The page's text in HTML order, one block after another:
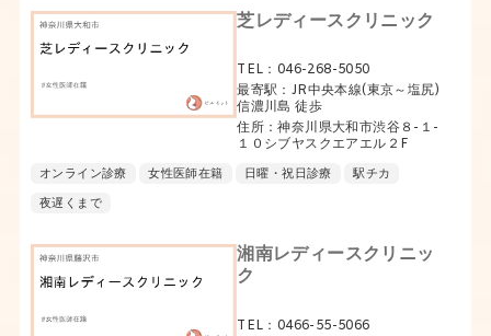
芝レディースクリニック
TEL：046-268-5050
最寄駅：JR中央本線(東京～塩尻)
信濃川島 徒歩
住所：神奈川県大和市渋谷８-１-
１０シブヤスクエアエル２F
オンライン診療 女性医師在籍 日曜・祝日診療
駅チカ
夜遅くまで
湘南レディースクリニッ
ク
TEL：0466-55-5066